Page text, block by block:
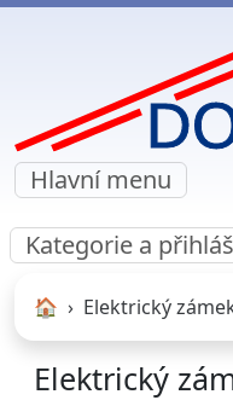
Hlavní menu
Kategorie a
🏠︎ Elektrický
Elektrický